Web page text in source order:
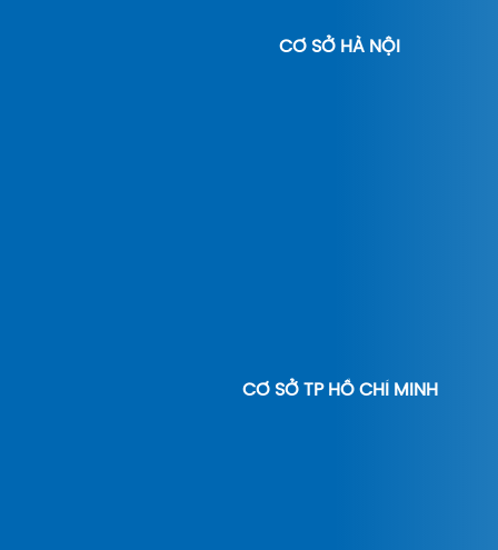
CƠ SỞ HÀ NỘI
CƠ SỞ TP HỒ CHÍ MINH